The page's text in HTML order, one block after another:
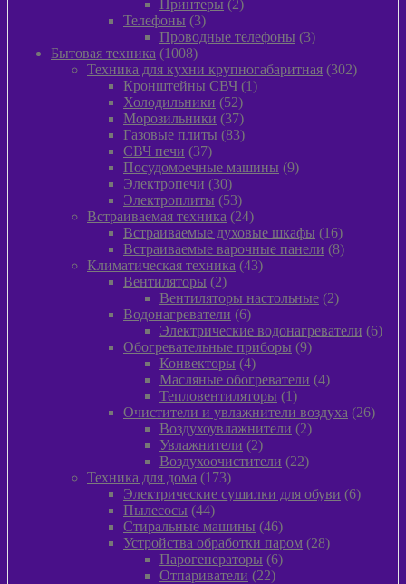
товара
Принтеры 22
Телефоны 33
товара
Проводные телефоны 33
Бытовая техника 10081008
товаров
Техника для кухни крупногабаритная 302302
Кронштейны СВЧ 11
Холодильники 5252
товара
Морозильники 3737
товаров
Газовые плиты 8383
СВЧ печи 3737
товаров
Посудомоечные машины 99
Электропечи 3030
товаров
Электроплиты 5353
товара
Встраиваемая техника 2424
товара
Встраиваемые духовые шкафы 1616
товаров
Встраиваемые варочные панели 88
Климатическая техника 4343
Вентиляторы 22
товара
Вентиляторы настольные 22
Водонагреватели 66
товаров
Электрические водонагреватели 66
Обогревательные приборы 99
Конвекторы 44
товара
Масляные обогреватели 44
Тепловентиляторы 11
товар
Очистители и увлажнители воздуха 2626
Воздухоувлажнители 22
Увлажнители 22
товара
Воздухоочистители 2222
Техника для дома 173173
товара
Электрические сушилки для обуви 66
Пылесосы 4444
товара
Стиральные машины 4646
товаров
Устройства обработки паром 2828
Парогенераторы 66
Отпариватели 2222